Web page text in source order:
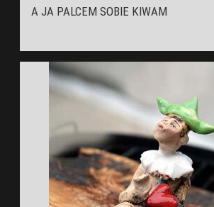
A JA PALCEM SOBIE KIWAM